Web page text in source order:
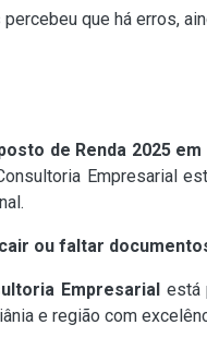
que há erros,
de Renda 2025 em
Empresarial
ou faltar
Empresarial está
e região com